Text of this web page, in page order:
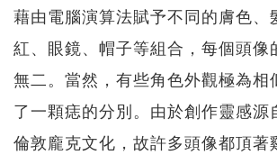
藉由電腦演算法賦予不同的膚色、
紅、眼鏡、帽子等組合，每個頭像
無二。當然，有些角色外觀極為相
了一顆痣的分別。由於創作靈感源
倫敦龐克文化，故許多頭像都頂著